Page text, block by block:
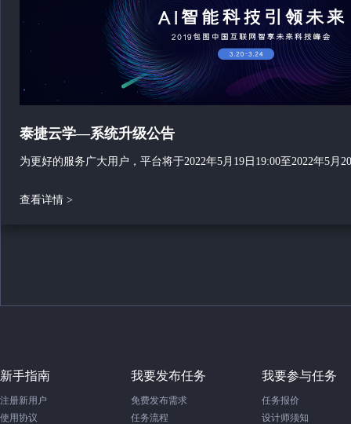
泰捷云学—系统升级公告
为更好的服务广大用户，平台将于2022年5月19日19:00至2022年5月
查看详情 >
新手指南
注册新用户
使用协议
我要发布任务
免费发布需求
任务流程
我要参与任务
任务报价
设计师须知